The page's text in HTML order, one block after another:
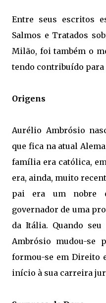
Entre seus escritos
Salmos e Tratados
Milão, foi também o
tendo contribuído para
Origens
Aurélio Ambrósio
que fica na atual
família era católica,
era, ainda, muito
pai era um nobre
governador de uma
da Itália. Quando
Ambrósio mudou-se
formou-se em Direito
início à sua carreira